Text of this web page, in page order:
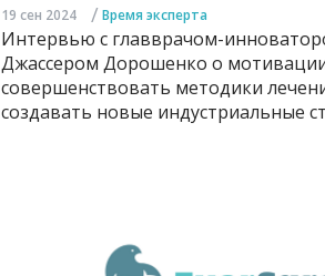
19 сен 2024 / Время эксперта
Интервью с главврачом-
Джассером Дорошенко о
совершенствовать методики
создавать новые индустриальные